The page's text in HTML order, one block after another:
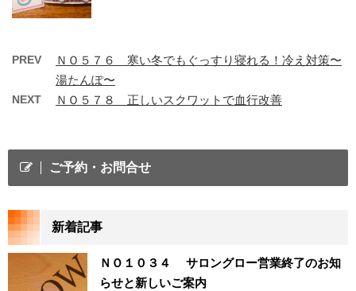
PREV
ＮＯ５７６ 寒い冬でもぐっすり寝れる！冷え対策〜
湯たんぽ〜
NEXT ＮＯ５７８ 正しいスクワットで血行改善
ご予約・お問合せ
新着記事
ＮＯ１０３４ サロングロー営業終了のお知
らせと新しいご案内